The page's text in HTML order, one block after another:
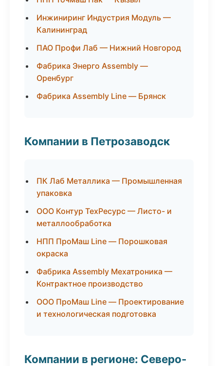
Инжиниринг Индустрия Модуль —
Калининград
ПАО Профи Лаб — Нижний Новгород
Фабрика Энерго Assembly —
Оренбург
Фабрика Assembly Line — Брянск
Компании в Петрозаводск
ПК Лаб Металлика — Промышленная
упаковка
ООО Контур ТехРесурс — Листо- и
металлообработка
НПП ПроМаш Line — Порошковая
окраска
Фабрика Assembly Мехатроника —
Контрактное производство
ООО ПроМаш Line — Проектирование
и технологическая подготовка
Компании в регионе: Северо-